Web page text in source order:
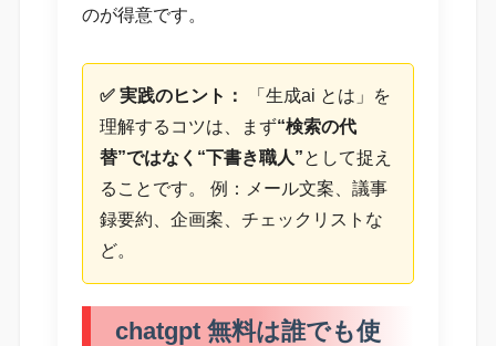
のが得意です。
✅ 実践のヒント：
「生成ai とは」を
理解するコツは、まず“検索の代
替”ではなく“下書き職人”として捉え
ることです。 例：メール文案、議事
録要約、企画案、チェックリストな
ど。
chatgpt 無料は誰でも使